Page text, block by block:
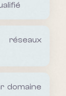
domaine